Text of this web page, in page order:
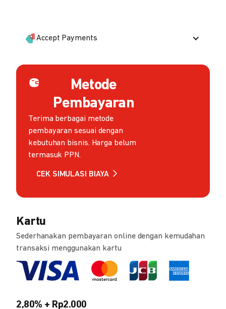
Accept Payments
Metode
Pembayaran
Terima berbagai metode
pembayaran sesuai dengan
kebutuhan bisnis. Harga belum
termasuk PPN.
CEK SIMULASI BIAYA
Kartu
Sederhanakan pembayaran online dengan kemudahan
transaksi menggunakan kartu
2,80% + Rp2.000